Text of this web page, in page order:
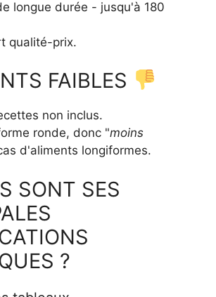
longue durée - jusqu'à 180
qualité-prix.
FAIBLES
non inclus.
ronde, donc "moins
d'aliments longiformes.
SONT SES
?